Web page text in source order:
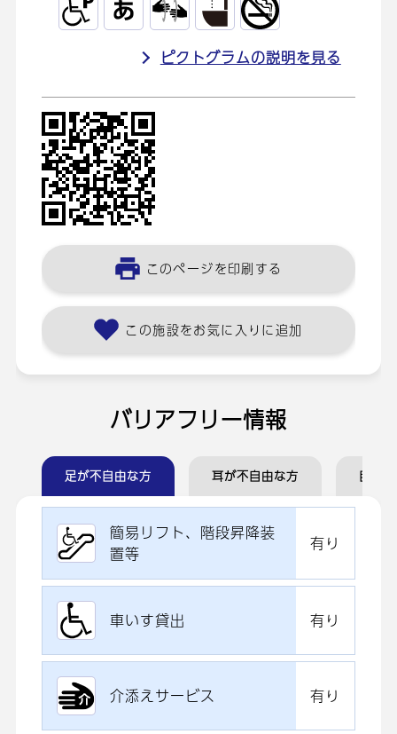
ピクトグラムの説明を見る
このページを印刷する
この施設をお気に入りに追加
バリアフリー情報
足が不自由な方 耳が不自由な方 目が
簡易リフト、階段昇降装
置等
有り
車いす貸出 有り
介添えサービス 有り